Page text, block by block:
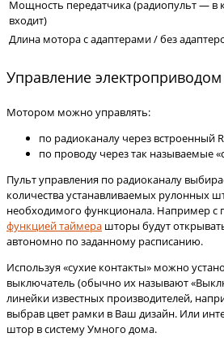
Мощность передатчика (радиопульт — в
входит)
Длина мотора с адаптерами / без
Управление
Мотором можно управлять:
по радиоканалу через встроенный
по проводу через так называемые
Пульт управления по радиоканалу
количества устанавливаемых рулонных
необходимого функционала. Например
функцией таймера шторы будут
автономно по заданному расписанию.
Используя «сухие контакты» можно
выключатель (обычно их называют
линейки известных производителей,
выбрав цвет рамки в Ваш дизайн. Или
штор в систему Умного дома.